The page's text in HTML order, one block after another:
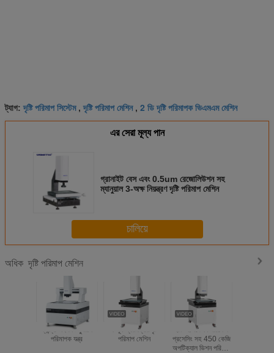
ট্যাগ:দৃষ্টি পরিমাপ সিস্টেম,দৃষ্টি পরিমাপ মেশিন, 2 ডি দৃষ্টি পরিমাপক ভিএমএম মেশিন
এর সেরা মূল্য পান
গ্রানাইট বেস এবং 0.5um রেজোলিউশন সহ
ম্যানুয়াল 3-অক্ষ নিয়ন্ত্রণ দৃষ্টি পরিমাপ মেশিন
চালিয়ে
অধিকদৃষ্টি পরিমাপ মেশিন
গ্যান্ট্রি টাইপ ভিজ্যুয়াল
পরিমাপক যন্ত্র
সম্পূর্ণ স্বয়ংক্রিয় দৃষ্টি
পরিমাপ মেশিন
হার্ড অক্সিডেশন সারফেস
প্রসেসিং সহ 450 কেজি
অপটিক্যাল ভিশন পরিমাপ